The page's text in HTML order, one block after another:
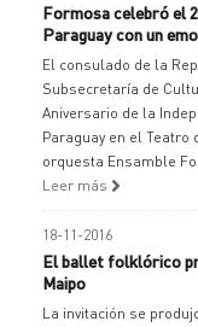
Formosa celebró el
Paraguay con un
El consulado de la
Subsecretaría de
Aniversario de la
Paraguay en el Teatro
orquesta Ensamble
Leer más
18-11-2016
El ballet folklórico
Maipo
La invitación se